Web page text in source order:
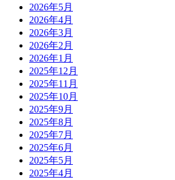
2026年5月
2026年4月
2026年3月
2026年2月
2026年1月
2025年12月
2025年11月
2025年10月
2025年9月
2025年8月
2025年7月
2025年6月
2025年5月
2025年4月